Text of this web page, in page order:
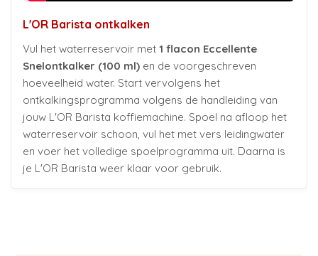
L'OR Barista ontkalken
Vul het waterreservoir met 1 flacon Eccellente
Snelontkalker (100 ml) en de voorgeschreven
hoeveelheid water. Start vervolgens het
ontkalkingsprogramma volgens de handleiding van
jouw L'OR Barista koffiemachine. Spoel na afloop het
waterreservoir schoon, vul het met vers leidingwater
en voer het volledige spoelprogramma uit. Daarna is
je L'OR Barista weer klaar voor gebruik.